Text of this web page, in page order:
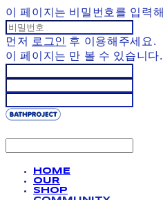
이 페이지는 비밀번호를 입력
먼저 로그인 후 이용해주세요.
이 페이지는 만 볼 수 있습니다.
HOME
OUR
SHOP